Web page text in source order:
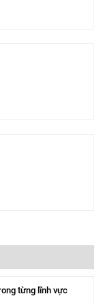
từng lĩnh vực